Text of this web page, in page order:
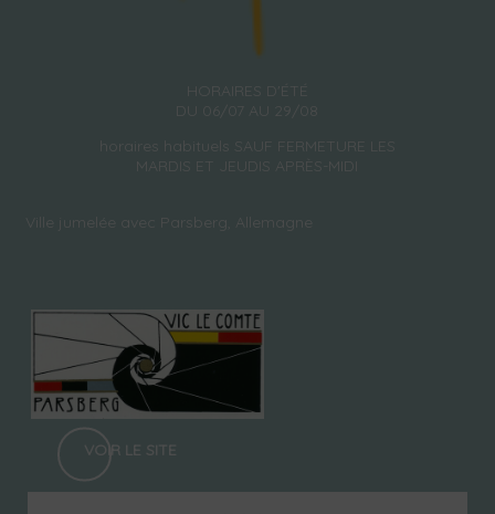
HORAIRES D'ÉTÉ
DU 06/07 AU 29/08
horaires habituels SAUF FERMETURE LES
MARDIS ET JEUDIS APRÈS-MIDI
Ville jumelée avec Parsberg, Allemagne
VOIR LE SITE